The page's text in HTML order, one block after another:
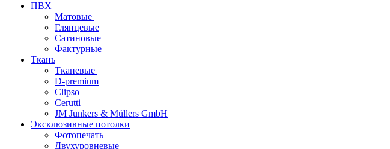
ПВХ
Матовые
Глянцевые
Сатиновые
Фактурные
Ткань
Тканевые
D-premium
Clipso
Cerutti
JM Junkers & Müllers GmbH
Эксклюзивные потолки
Фотопечать
Двухуровневые